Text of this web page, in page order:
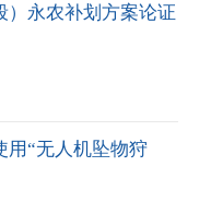
）永农补划方案论证
用“无人机坠物狩